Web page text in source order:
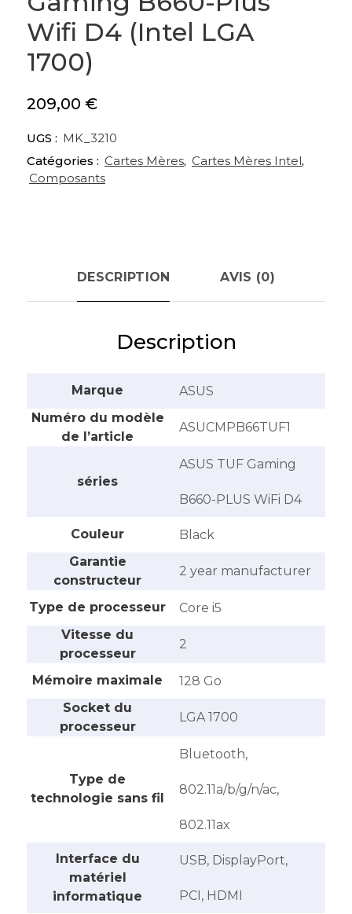
Wifi D4 (Intel LGA
1700)
209,00 €
UGS : MK_3210
Catégories : Cartes Mères, Cartes Mères Intel,
Composants
DESCRIPTION AVIS (0)
Description
Marque
‎ASUS
Numéro du modèle
de l’article
‎ASUCMPB66TUF1
séries
‎ASUS TUF Gaming
B660-PLUS WiFi D4
Couleur
‎Black
Garantie
constructeur
‎2 year manufacturer
Type de processeur
‎Core i5
Vitesse du
processeur
‎2
Mémoire maximale
‎128 Go
Socket du
processeur
‎LGA 1700
Type de
technologie sans fil
‎Bluetooth,
802.11a/b/g/n/ac,
802.11ax
Interface du
matériel
informatique
‎USB, DisplayPort,
PCI, HDMI